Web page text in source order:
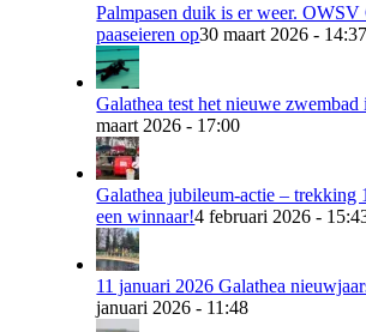
Palmpasen duik is er weer. OWSV
paaseieren op30 maart 2026 - 14:37
Galathea test het nieuwe
maart 2026 - 17:00
Galathea jubileum-actie – trekking
een winnaar!4 februari 2026 -
11 januari 2026 Galathea
januari 2026 - 11:48